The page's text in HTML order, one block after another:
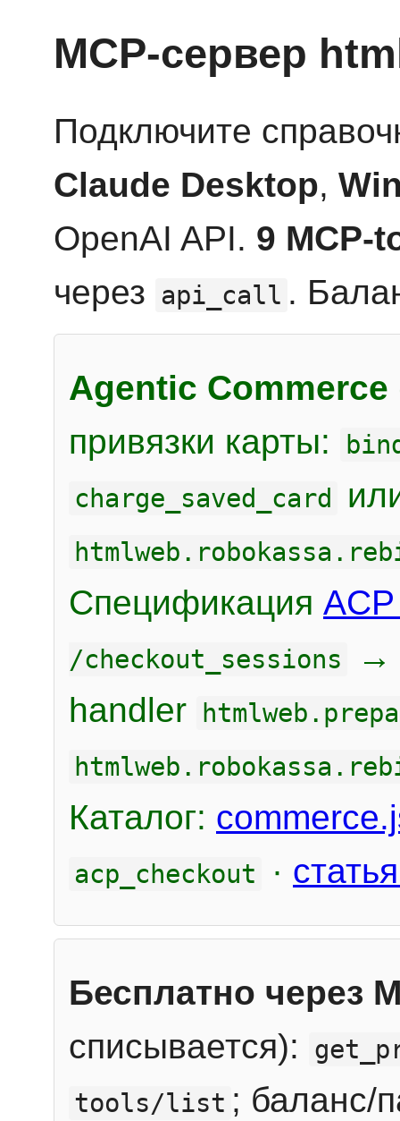
MCP-сервер
Подключите
Claude Desktop,
OpenAI API. 9 MCP-
через api_call .
Agentic Commerce
привязки карты:
charge_saved_card
Спецификация
/checkout_sessions
handler
Каталог:
acp_checkout ·
Бесплатно через
списывается):
tools/list ; баланс/